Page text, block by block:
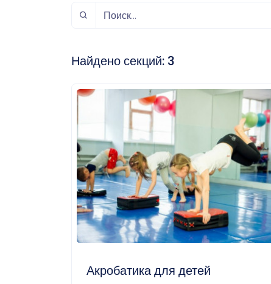
Индивидуально-
Найдено секций: 3
Акробатика для детей